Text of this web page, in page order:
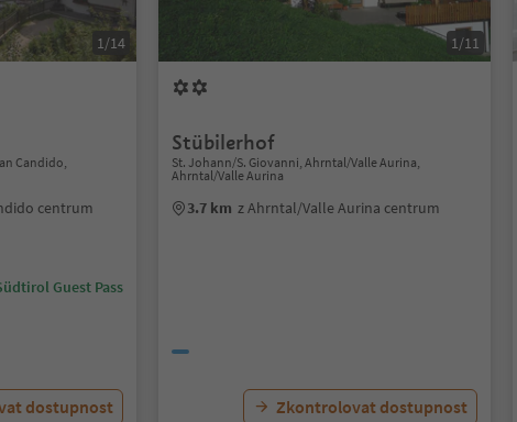
1/14
Candido,
centrum
Guest Pass
dostupnost
1/11
Stübilerhof
St. Johann/S. Giovanni, Ahrntal/Valle Aurina,
Ahrntal/Valle Aurina
3.7 km z Ahrntal/Valle Aurina centrum
Zkontrolovat dostupnost